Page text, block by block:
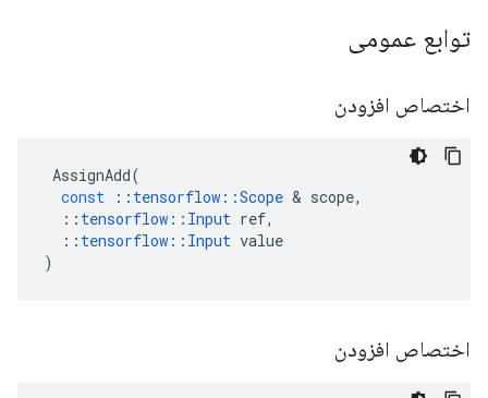
توابع عمومی
اختصاص افزودن
AssignAdd(
const
:: tensorflow ::Scope & scope,
:: tensorflow :: Input ref,
:: tensorflow :: Input value
)
اختصاص افزودن